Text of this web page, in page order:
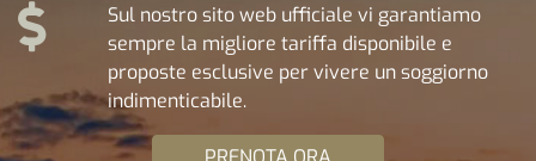
Sul nostro sito web ufficiale vi garantiamo
sempre la migliore tariffa disponibile e
proposte esclusive per vivere un soggiorno
indimenticabile.